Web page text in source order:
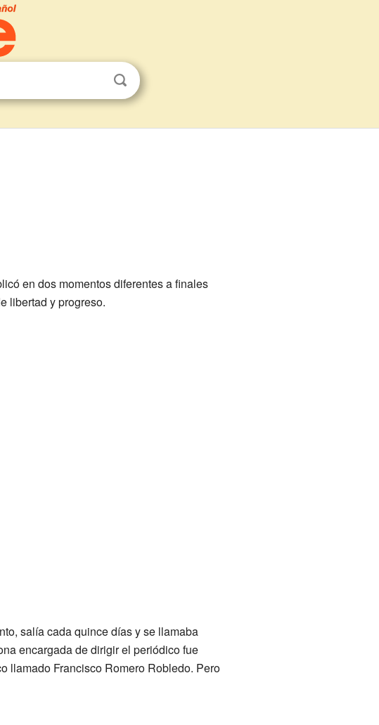
en dos momentos diferentes a finales
libertad y progreso.
salía cada quince días y se llamaba
encargada de dirigir el periódico fue
llamado Francisco Romero Robledo. Pero